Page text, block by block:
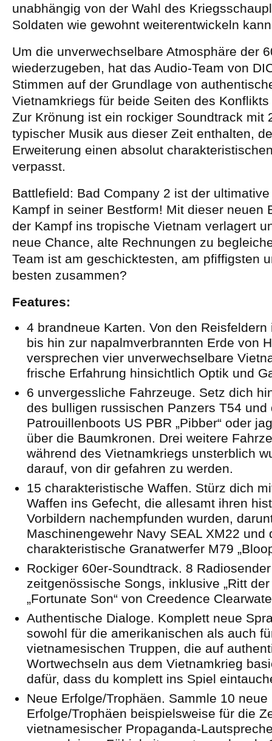
unabhängig von der Wahl des
Soldaten wie gewohnt weiterentwickeln
Um die unverwechselbare Atmosphäre der
wiederzugeben, hat das Audio-Team von
Stimmen auf der Grundlage von
Vietnamkriegs für beide Seiten des
Zur Krönung ist ein rockiger Soundtrack mit
typischer Musik aus dieser Zeit enthalten,
Erweiterung einen absolut
verpasst.
Battlefield: Bad Company 2 ist der
Kampf in seiner Bestform! Mit dieser neuen
der Kampf ins tropische Vietnam verlagert
neue Chance, alte Rechnungen zu
Team ist am geschicktesten, am pfiffigsten
besten zusammen?
Features:
4 brandneue Karten. Von den Reisfeldern
bis hin zur napalmverbrannten Erde von
versprechen vier unverwechselbare
frische Erfahrung hinsichtlich Optik und
6 unvergessliche Fahrzeuge. Setz dich
des bulligen russischen Panzers T54 und
Patrouillenboots US PBR „Pibber“ oder
über die Baumkronen. Drei weitere
während des Vietnamkriegs unsterblich
darauf, von dir gefahren zu werden.
15 charakteristische Waffen. Stürz dich
Waffen ins Gefecht, die allesamt ihren
Vorbildern nachempfunden wurden,
Maschinengewehr Navy SEAL XM22 und
charakteristische Granatwerfer M79
Rockiger 60er-Soundtrack. 8
zeitgenössische Songs, inklusive „Ritt der
„Fortunate Son“ von Creedence
Authentische Dialoge. Komplett neue
sowohl für die amerikanischen als auch
vietnamesischen Truppen, die auf
Wortwechseln aus dem Vietnamkrieg
dafür, dass du komplett ins Spiel
Neue Erfolge/Trophäen. Sammle 10 neue
Erfolge/Trophäen beispielsweise für die
vietnamesischer Propaganda-